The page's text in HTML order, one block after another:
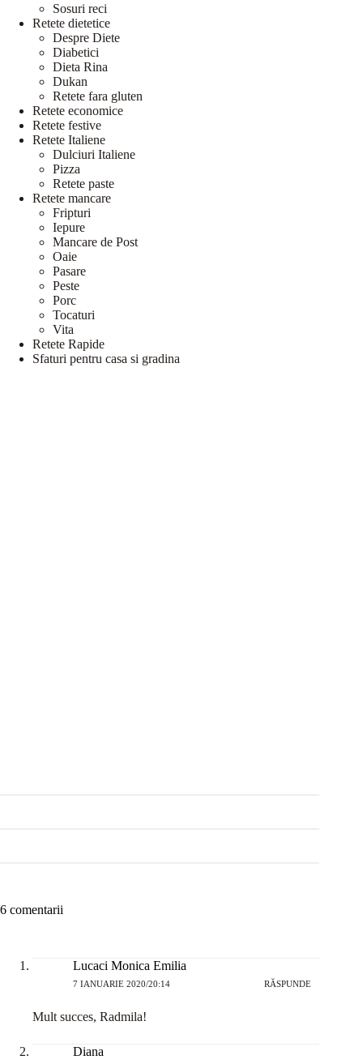
Sosuri reci
Retete dietetice
Despre Diete
Diabetici
Dieta Rina
Dukan
Retete fara gluten
Retete economice
Retete festive
Retete Italiene
Dulciuri Italiene
Pizza
Retete paste
Retete mancare
Fripturi
Iepure
Mancare de Post
Oaie
Pasare
Peste
Porc
Tocaturi
Vita
Retete Rapide
Sfaturi pentru casa si gradina
6 comentarii
Lucaci Monica Emilia
7 IANUARIE 2020/20:14 RĂSPUNDE
Mult succes, Radmila!
Diana